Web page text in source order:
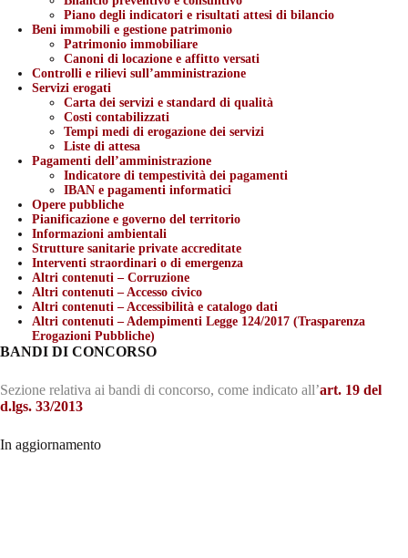
Piano degli indicatori e risultati attesi di bilancio
Beni immobili e gestione patrimonio
Patrimonio immobiliare
Canoni di locazione e affitto versati
Controlli e rilievi sull’amministrazione
Servizi erogati
Carta dei servizi e standard di qualità
Costi contabilizzati
Tempi medi di erogazione dei servizi
Liste di attesa
Pagamenti dell’amministrazione
Indicatore di tempestività dei pagamenti
IBAN e pagamenti informatici
Opere pubbliche
Pianificazione e governo del territorio
Informazioni ambientali
Strutture sanitarie private accreditate
Interventi straordinari o di emergenza
Altri contenuti – Corruzione
Altri contenuti – Accesso civico
Altri contenuti – Accessibilità e catalogo dati
Altri contenuti – Adempimenti Legge 124/2017 (Trasparenza
Erogazioni Pubbliche)
BANDI DI CONCORSO
Sezione relativa ai bandi di concorso, come indicato all’art. 19 del
d.lgs. 33/2013
In aggiornamento